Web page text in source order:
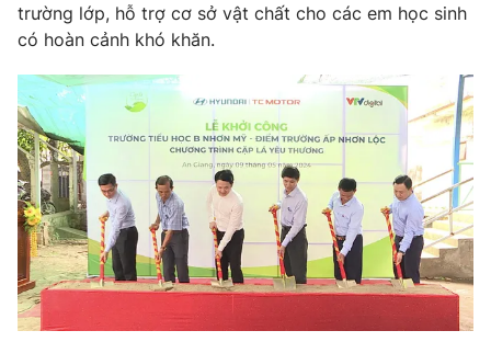
Cơ quan chủ quản:Đài Truyền hình Việt Nam
Cơ quan báo chí:Thời báo VTV
Giấy phép hoạt động báo in và báo điện tử số 483/GP-BTTTT
cấp ngày 29/12/2023
Tổng Biên tập:
Vũ Thanh Thủy
Phó Tổng Biên tập:Nguyễn Thị Mỹ Hạnh, Phạm Quốc Thắng,
Nguyễn Trọng Ninh
Tổng đài VTV: 024.38 355 931 - 024.38 355 932
Ðiện thoại Thời báo VTV:024.66 897 897
Email:
Liên hệ quảng cáo:024-7300.7108
trường lớp, hỗ trợ cơ sở vật chất cho các em học sinh
có hoàn cảnh khó khăn.